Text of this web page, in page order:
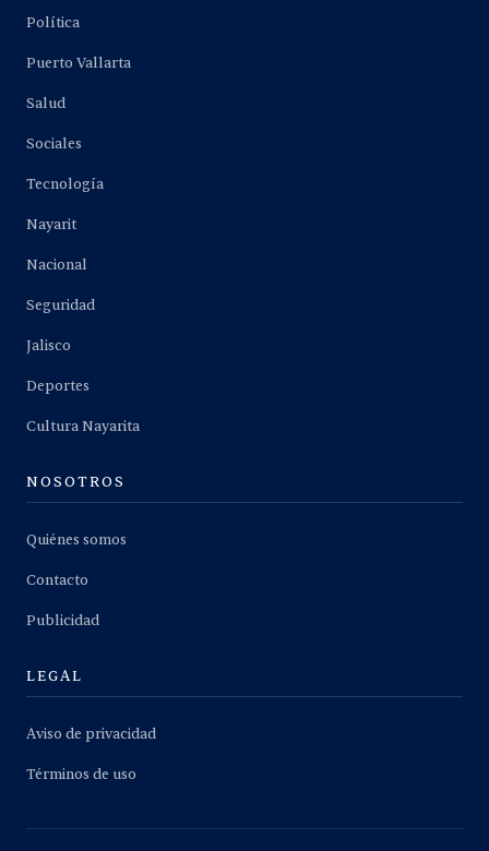
Política
Puerto Vallarta
Salud
Sociales
Tecnología
Nayarit
Nacional
Seguridad
Jalisco
Deportes
Cultura Nayarita
NOSOTROS
Quiénes somos
Contacto
Publicidad
LEGAL
Aviso de privacidad
Términos de uso